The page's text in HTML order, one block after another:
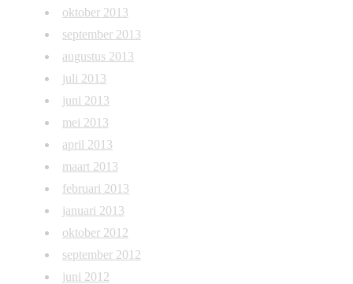
oktober 2013
september 2013
augustus 2013
juli 2013
juni 2013
mei 2013
april 2013
maart 2013
februari 2013
januari 2013
oktober 2012
september 2012
juni 2012